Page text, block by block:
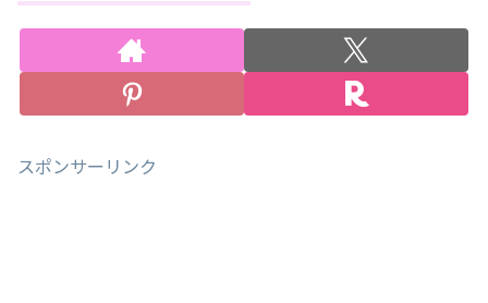
スポンサーリンク